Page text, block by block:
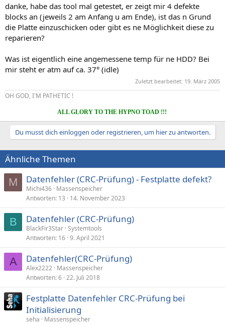
danke, habe das tool mal getestet, er zeigt mir 4 defekte
blocks an (jeweils 2 am Anfang u am Ende), ist das n Grund
die Platte einzuschicken oder gibt es ne Möglichkeit diese zu
reparieren?
Was ist eigentlich eine angemessene temp für ne HDD? Bei
mir steht er atm auf ca. 37° (idle)
Zuletzt bearbeitet: 19. März 2005
OH GOD, I'M PATHETIC !
ALL GLORY TO THE HYPNO TOAD !!!
Du musst dich einloggen oder registrieren, um hier zu antworten.
Ähnliche Themen
M Datenfehler (CRC-Prüfung) - Festplatte defekt?
Michi436 Massenspeicher
Antworten 13 14. November 2023
B Datenfehler (CRC-Prüfung)
BlackFir3Star Systemtools
Antworten 16 9. April 2021
A Datenfehler(CRC-Prüfung)
Alex2222 Massenspeicher
Antworten 6 22. Juli 2018
Festplatte Datenfehler CRC-Prüfung bei
Initialisierung
seha
Massenspeicher